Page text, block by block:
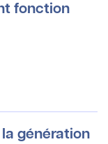
fonction
génération